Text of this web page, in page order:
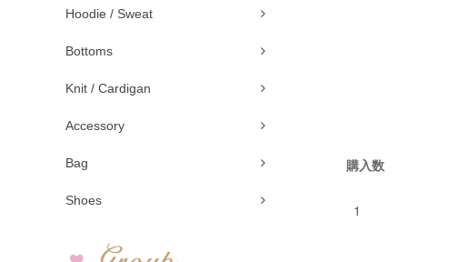
Hoodie / Sweat
Bottoms
Knit / Cardigan
Accessory
Bag
Shoes
購入数